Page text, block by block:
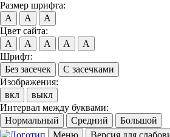
Размер шрифта:
A
A
A
Цвет сайта:
A
A A A
A
Шрифт:
Без засечек
С засечками
Изображения:
вкл
выкл
Интервал между буквами:
Нормальный
Средний
Большой
Меню
Версия для